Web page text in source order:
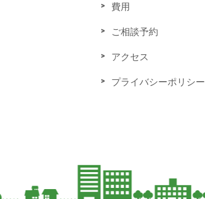
費用
ご相談予約
アクセス
プライバシーポリシー